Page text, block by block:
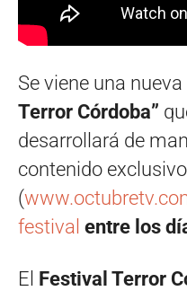
Se viene una nueva
Terror Córdoba”
desarrollará de
contenido
(
festival entre los
El Festival Terror